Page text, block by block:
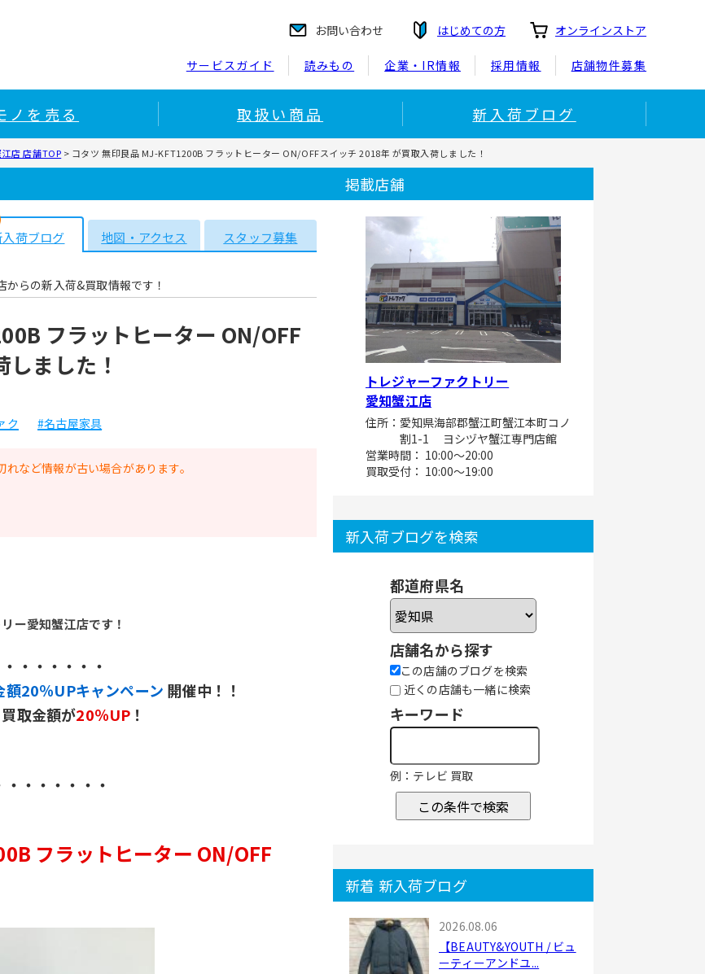
お問い合わせ はじめての方 オンラインストア
サービスガイド 読みもの 企業・IR情報 採用情報 店舗物件募集
ノを売る 取扱い商品 新入荷ブログ
店 店舗TOP > コタツ 無印良品 MJ-KFT1200B フラットヒーター ON/OFFスイッチ 2018年 が買取入荷しました！
入荷ブログ 地図・アクセス スタッフ募集
らの新入荷&買取情報です！
フラットヒーター ON/OFF
ました！
ク #名古屋家具
など情報が古い場合があります。
ー愛知蟹江店です！
・・・・・・
20％UPキャンペーン 開催中！！
取金額が20％UP ！
・・・・・・
フラットヒーター ON/OFF
掲載店舗
トレジャーファクトリー
愛知蟹江店
住所：愛知県海部郡蟹江町蟹江本町コノ
割1-1 ヨシヅヤ蟹江専門店館
営業時間： 10:00～20:00
買取受付： 10:00～19:00
新入荷ブログを検索
都道府県名
店舗名から探す
この店舗のブログを検索
近くの店舗も一緒に検索
キーワード
例：テレビ 買取
この条件で検索
新着 新入荷ブログ
2026.08.06
【BEAUTY&YOUTH / ビュ
ーティーアンドユ...